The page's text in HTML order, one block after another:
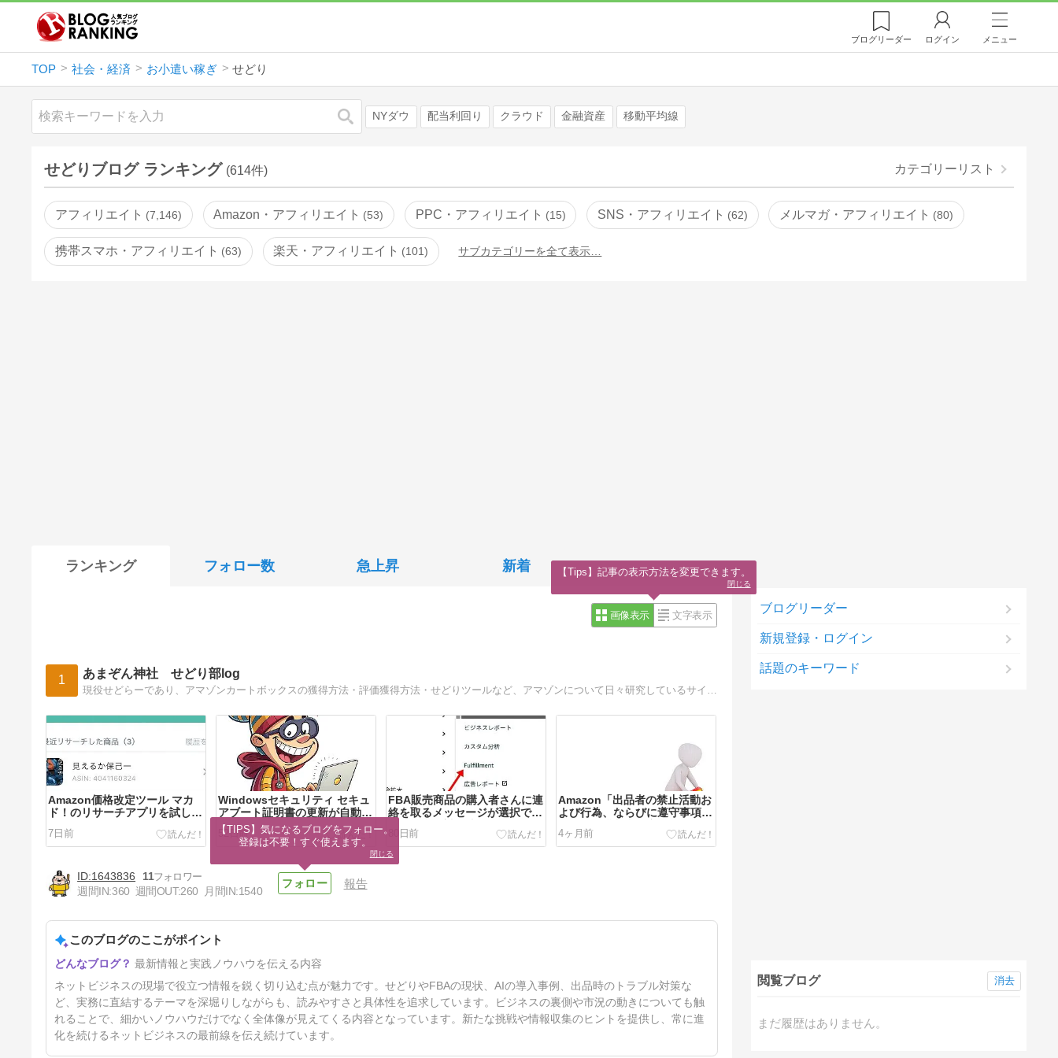
ブログリーダー ログイン メニュー
TOP 社会・経済 お小遣い稼ぎ せどり
検索 NYダウ 配当利回り クラウド 金融資産 移動平均線
せどりブログ ランキング (614件) カテゴリーリスト
アフィリエイト 7,146 Amazon・アフィリエイト 53 PPC・アフィリエイト 15 SNS・アフィリエイト 62 メルマガ・アフィリエイト 80
携帯スマホ・アフィリエイト 63 楽天・アフィリエイト 101 サブカテゴリーを全て表示…
ランキング フォロー数 急上昇 新着
画像表示 文字表示
1 あまぞん神社 せどり部log
Amazon価格改定ツール マカ
ド！のリサーチアプリを試して
7日前
Windowsセキュリティ セキュ
アブート証明書の更新が自動的
に行われない場合の対処法まと
め52日前
FBA販売商品の購入者さんに連
絡を取るメッセージが選択でき
80日前
Amazon「出品者の禁止活動お
よび行為、ならびに遵守事項」
ポリシー
4ヶ月前
検索はチカラになる「3.11」
東日本大震災から15年
5ヶ月前
1643836
11
週間IN:360 週間OUT:260 月間IN:1540
報告
このブログのここがポイント
最新情報と実践ノウハウを伝える内容
ネットビジネスの現場で役立つ情報を鋭く切り込む点が魅力です。せどりやFBAの現状、AIの導入事例、出品時のトラブル対策な
ど、実務に直結するテーマを深堀りしながらも、読みやすさと具体性を追求しています。ビジネスの裏側や市況の動きについても触
れることで、細かいノウハウだけでなく全体像が見えてくる内容となっています。新たな挑戦や情報収集のヒントを提供し、常に進
化を続けるネットビジネスの最前線を伝え続けています。
ブログリーダー
新規登録・ログイン
話題のキーワード
閲覧ブログ
まだ履歴はありません。
消去
【TIPS】気になるブログをフォロー。
登録は不要！すぐ使えます。
閉じる
【Tips】記事の表示方法を変更できます。
閉じる